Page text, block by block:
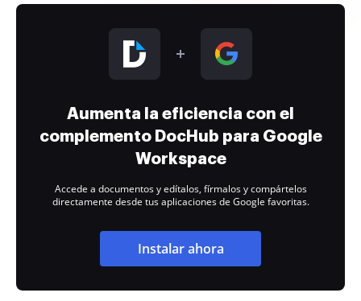
Aumenta la eficiencia con el
complemento DocHub para Google
Workspace
Accede a documentos y edítalos, fírmalos y compártelos
directamente desde tus aplicaciones de Google favoritas.
Instalar ahora